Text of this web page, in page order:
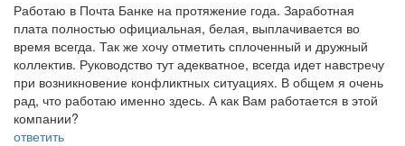
Работаю в Почта Банке на протяжение года. Заработная
плата полностью официальная, белая, выплачивается во
время всегда. Так же хочу отметить сплоченный и дружный
коллектив. Руководство тут адекватное, всегда идет навстречу
при возникновение конфликтных ситуациях. В общем я очень
рад, что работаю именно здесь. А как Вам работается в этой
компании?
ответить